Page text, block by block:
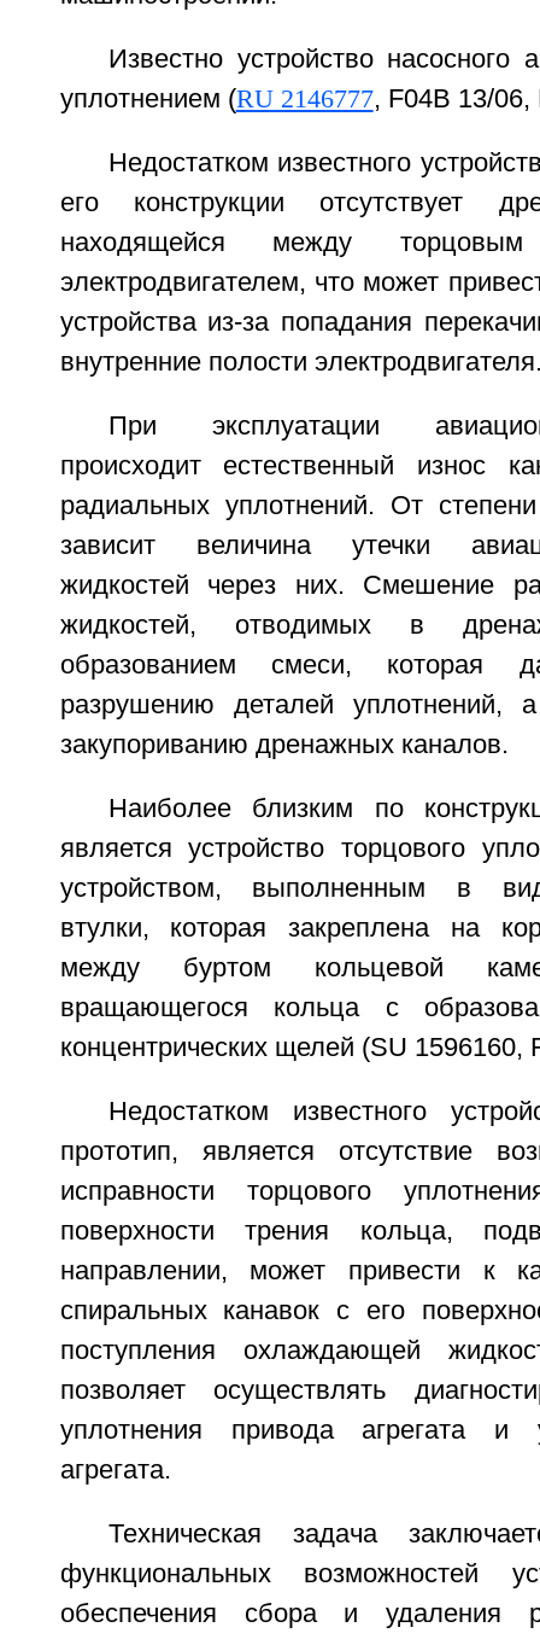
Известно устройство насосного
уплотнением (RU 2146777, F04B 13/06,
Недостатком известного
его конструкции отсутствует
находящейся между
электродвигателем, что может
устройства из-за попадания
внутренние полости
При эксплуатации
происходит естественный износ
радиальных уплотнений. От
зависит величина утечки
жидкостей через них. Смешение
жидкостей, отводимых в
образованием смеси, которая
разрушению деталей уплотнений,
закупориванию дренажных каналов.
Наиболее близким по
является устройство торцового
устройством, выполненным в
втулки, которая закреплена на
между буртом кольцевой
вращающегося кольца с
концентрических щелей (SU 1596160,
Недостатком известного
прототип, является отсутствие
исправности торцового
поверхности трения кольца,
направлении, может привести к
спиральных канавок с его
поступления охлаждающей
позволяет осуществлять
уплотнения привода агрегата и
агрегата.
Техническая задача
функциональных возможностей
обеспечения сбора и удаления